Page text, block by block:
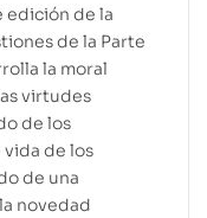
edición de la
de la Parte
la moral
virtudes
de los
de los
de una
novedad